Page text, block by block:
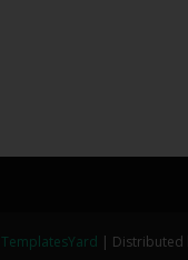
TemplatesYard | Distributed